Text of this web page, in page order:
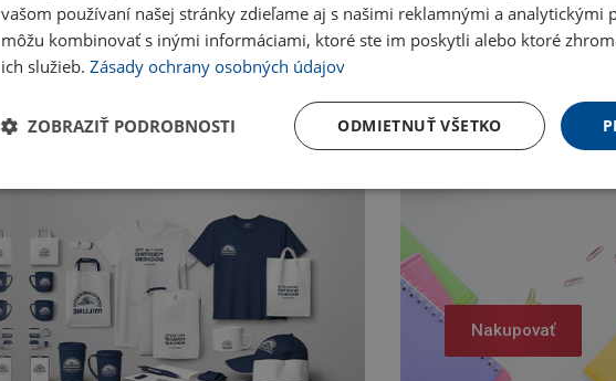
Nakupovať
vašom používaní našej stránky zdieľame aj s našimi reklamnými a analytickými
môžu kombinovať s inými informáciami, ktoré ste im poskytli alebo ktoré
ich služieb. Zásady ochrany osobných údajov
ODMIETNUŤ VŠETKO
ZOBRAZIŤ PODROBNOSTI